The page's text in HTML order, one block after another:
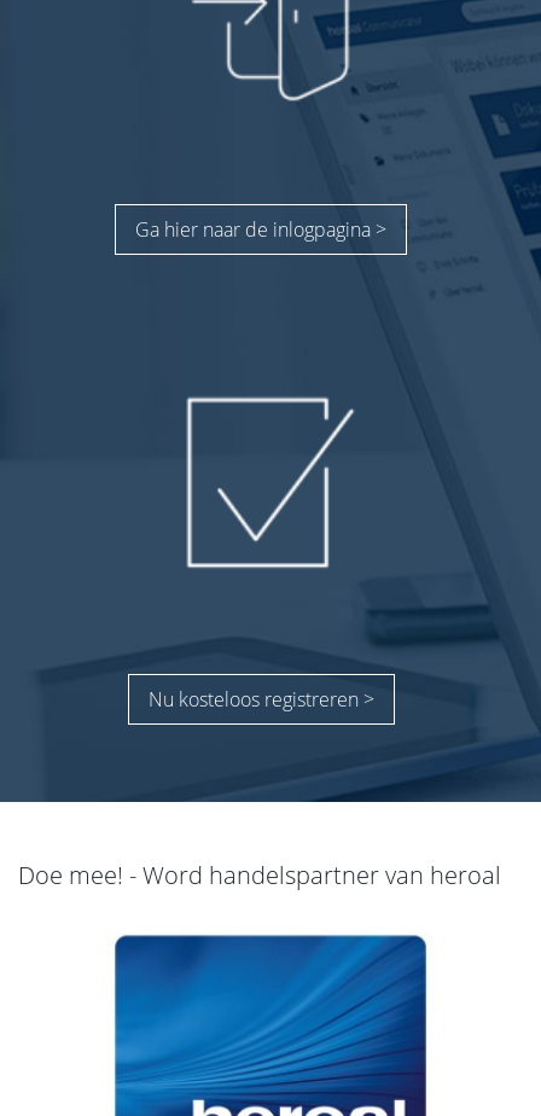
Ga hier naar de inlogpagina >
Nu kosteloos registreren >
Doe mee! - Word handelspartner van heroal